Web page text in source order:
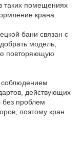
таких помещениях
крана.
бани связан с
модель,
повторяющую
соблюдением
действующих
без проблем
поэтому кран